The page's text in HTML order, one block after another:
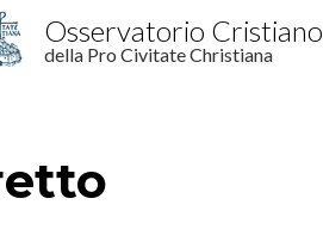
Osservatorio Cristiano
della Pro Civitate Christiana